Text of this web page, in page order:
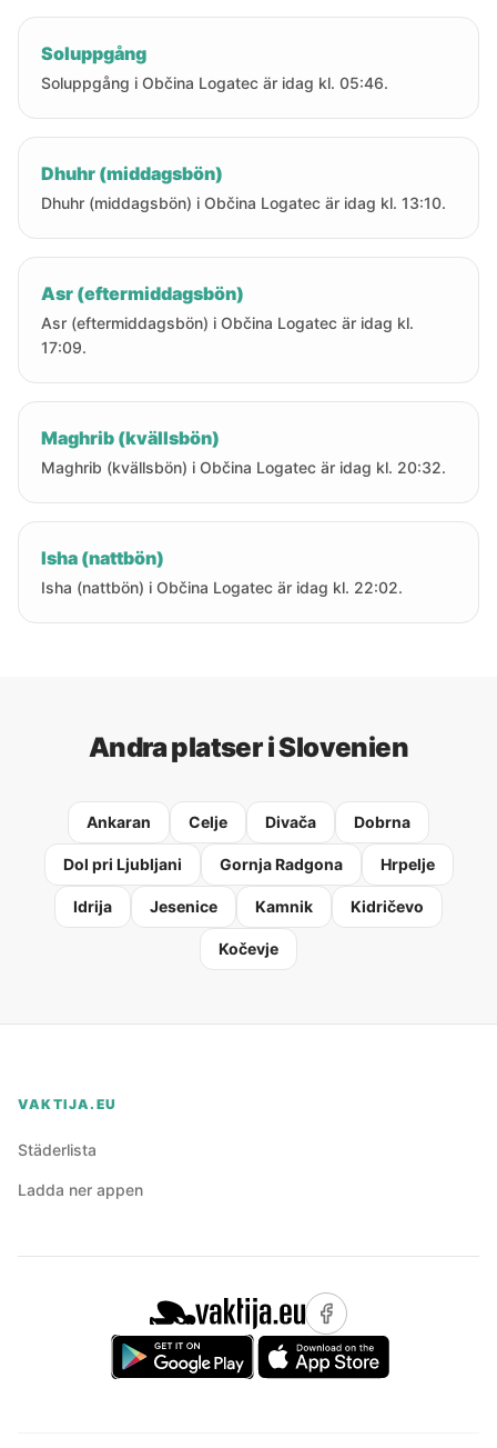
Soluppgång
Soluppgång i Občina Logatec är idag kl. 05:46.
Dhuhr (middagsbön)
Dhuhr (middagsbön) i Občina Logatec är idag kl. 13:10.
Asr (eftermiddagsbön)
Asr (eftermiddagsbön) i Občina Logatec är idag kl.
17:09.
Maghrib (kvällsbön)
Maghrib (kvällsbön) i Občina Logatec är idag kl. 20:32.
Isha (nattbön)
Isha (nattbön) i Občina Logatec är idag kl. 22:02.
Andra platser i Slovenien
Ankaran Celje Divača Dobrna
Dol pri Ljubljani Gornja Radgona Hrpelje
Idrija Jesenice Kamnik Kidričevo
Kočevje
VAKTIJA.EU
Städerlista
Ladda ner appen